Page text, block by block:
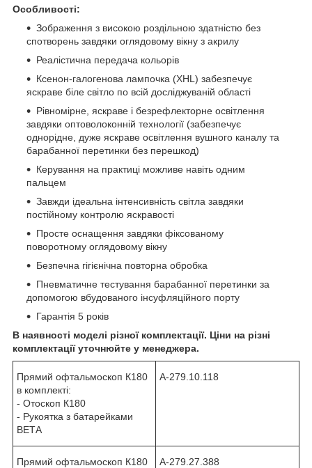
Особливості:
Зображення з високою роздільною здатністю без
спотворень завдяки оглядовому вікну з акрилу
Реалістична передача кольорів
Ксенон-галогенова лампочка (XHL) забезпечує
яскраве біле світло по всій досліджуваній області
Рівномірне, яскраве і безрефлекторне освітлення
завдяки оптоволоконній технології (забезпечує
однорідне, дуже яскраве освітлення вушного каналу та
барабанної перетинки без перешкод)
Керування на практиці можливе навіть одним
пальцем
Завжди ідеальна інтенсивність світла завдяки
постійному контролю яскравості
Просте оснащення завдяки фіксованому
поворотному оглядовому вікну
Безпечна гігієнічна повторна обробка
Пневматичне тестування барабанної перетинки за
допомогою вбудованого інсуфляційного порту
Гарантія 5 років
В наявності моделі різної комплектації. Ціни на різні
комплектації уточнюйте у менеджера.
Прямий офтальмоскоп К180
в комплекті:
- Отоскоп К180
- Рукоятка з батарейками
ВЕТА
А-279.10.118
Прямий офтальмоскоп К180 А-279.27.388